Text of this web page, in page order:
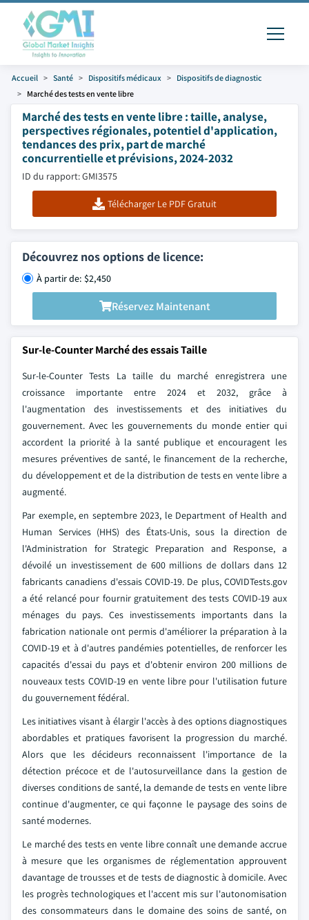
Accueil Santé Dispositifs médicaux
Dispositifs de diagnostic
Marché des tests en vente libre
Marché des tests en vente libre : taille, analyse,
perspectives régionales, potentiel d'application,
tendances des prix, part de marché
concurrentielle et prévisions, 2024-2032
ID du rapport: GMI3575
Télécharger Le PDF Gratuit
Découvrez nos options de licence:
À partir de: $2,450
Réservez Maintenant
Sur-le-Counter Marché des essais Taille
Sur-le-Counter Tests La taille du marché enregistrera une
croissance importante entre 2024 et 2032, grâce à
l'augmentation des investissements et des initiatives du
gouvernement. Avec les gouvernements du monde entier qui
accordent la priorité à la santé publique et encouragent les
mesures préventives de santé, le financement de la recherche,
du développement et de la distribution de tests en vente libre a
augmenté.
Par exemple, en septembre 2023, le Department of Health and
Human Services (HHS) des États-Unis, sous la direction de
l'Administration for Strategic Preparation and Response, a
dévoilé un investissement de 600 millions de dollars dans 12
fabricants canadiens d'essais COVID-19. De plus, COVIDTests.gov
a été relancé pour fournir gratuitement des tests COVID-19 aux
ménages du pays. Ces investissements importants dans la
fabrication nationale ont permis d'améliorer la préparation à la
COVID-19 et à d'autres pandémies potentielles, de renforcer les
capacités d'essai du pays et d'obtenir environ 200 millions de
nouveaux tests COVID-19 en vente libre pour l'utilisation future
du gouvernement fédéral.
Les initiatives visant à élargir l'accès à des options diagnostiques
abordables et pratiques favorisent la progression du marché.
Alors que les décideurs reconnaissent l'importance de la
détection précoce et de l'autosurveillance dans la gestion de
diverses conditions de santé, la demande de tests en vente libre
continue d'augmenter, ce qui façonne le paysage des soins de
santé modernes.
Le marché des tests en vente libre connaît une demande accrue
à mesure que les organismes de réglementation approuvent
davantage de trousses et de tests de diagnostic à domicile. Avec
les progrès technologiques et l'accent mis sur l'autonomisation
des consommateurs dans le domaine des soins de santé, on